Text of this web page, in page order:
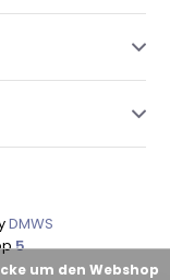
DMWS
5
um den Webshop